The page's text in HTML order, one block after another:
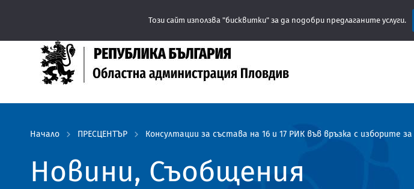
Начало ПРЕСЦЕНТЪР Консултации за състава на 16 и 17 РИК във връзка с изборите
Новини, Съобщения
Този сайт използва "бисквитки" за да подобри предлаганите услуги.